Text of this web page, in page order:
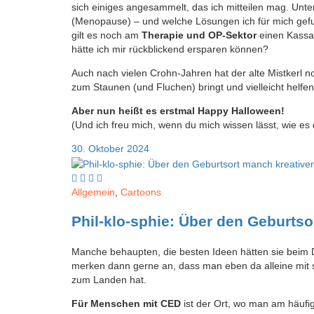
sich einiges angesammelt, das ich mitteilen mag.
(Menopause) – und welche Lösungen ich für mich
gilt es noch am Therapie und OP-Sektoreinen
hätte ich mir rückblickend ersparen können?
Auch nach vielen Crohn-Jahren hat der alte Mistkerl
zum Staunen (und Fluchen) bringt und vielleicht
Aber nun heißt es erstmal Happy Halloween!
(Und ich freu mich, wenn du mich wissen lässt, wie
30. Oktober 2024
Allgemein Cartoons
Phil-klo-sphie: Über den
Manche behaupten, die besten Ideen hätten sie
merken dann gerne an, dass man eben da alleine
zum Landen hat.
Für Menschen mit CED ist der Ort, wo man am